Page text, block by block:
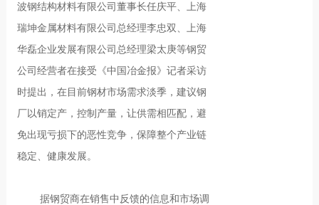
波钢结构材料有限公司董事长任庆平、上海
瑞坤金属材料有限公司总经理李忠双、上海
华磊企业发展有限公司总经理梁太庚等钢贸
公司经营者在接受《中国冶金报》记者采访
时提出，在目前钢材市场需求淡季，建议钢
厂以销定产，控制产量，让供需相匹配，避
免出现亏损下的恶性竞争，保障整个产业链
稳定、健康发展。
据钢贸商在销售中反馈的信息和市场调